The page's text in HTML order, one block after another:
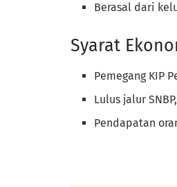
Berasal dari
Syarat
Pemegang KIP
Lulus jalur
Pendapatan